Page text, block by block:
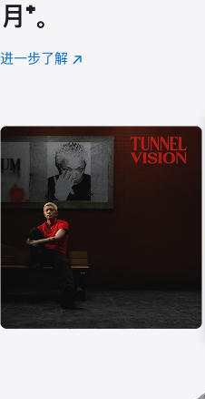
月 脚
注
⁺。
进一步了解 Apple
(在
口
中
打
开)